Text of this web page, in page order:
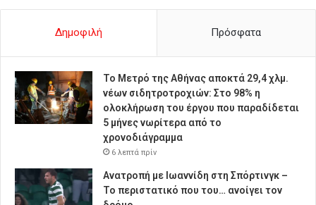
Δημοφιλή Πρόσφατα
Το Μετρό της Αθήνας αποκτά 29,4 χλμ.
νέων σιδητροτροχιών: Στο 98% η
ολοκλήρωση του έργου που παραδίδεται
5 μήνες νωρίτερα από το
χρονοδιάγραμμα
6 λεπτά πρίν
Ανατροπή με Ιωαννίδη στη Σπόρτινγκ –
Το περιστατικό που του… ανοίγει τον